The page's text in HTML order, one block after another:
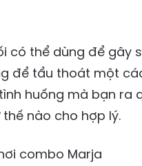
có thể dùng để gây
để tẩu thoát một
huống mà bạn ra
nào cho hợp lý.